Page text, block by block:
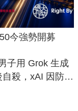
今強勢開募
子用 Grok 生成
殺，xAI 因防護